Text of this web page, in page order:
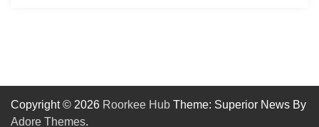
Copyright © 2026 Roorkee Hub Theme: Superior News By
Adore Themes.